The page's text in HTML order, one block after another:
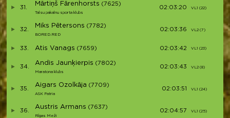
31.
Mārtiņš Fārenhorsts (7625)
Talsu pakalnu sporta klubs
02:03:20 VL1 (22)
32.
Miks Pētersons (7782)
BORED.RED
02:03:36 VL2 (7)
33. Atis Vanags (7659) 02:03:42 VL1 (23)
34.
Andis Jaunķierpis (7802)
Maratona klubs
02:03:43 VL2 (8)
35.
Aigars Ozolkāja (7709)
ASK Patria
02:03:51 VL1 (24)
36.
Austris Armans (7637)
Rīgas Meži
02:04:57 VL1 (25)